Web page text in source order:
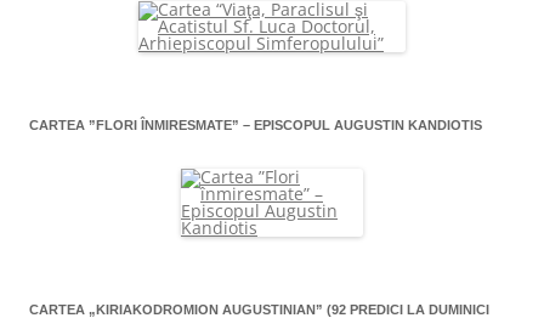
CARTEA ”FLORI ÎNMIRESMATE” – EPISCOPUL AUGUSTIN KANDIOTIS
CARTEA „KIRIAKODROMION AUGUSTINIAN” (92 PREDICI LA DUMINICI